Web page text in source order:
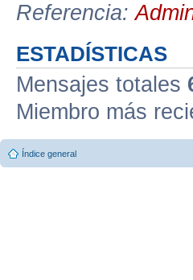
Referencia:
ESTADÍSTICAS
Mensajes totales
Miembro más
Índice general